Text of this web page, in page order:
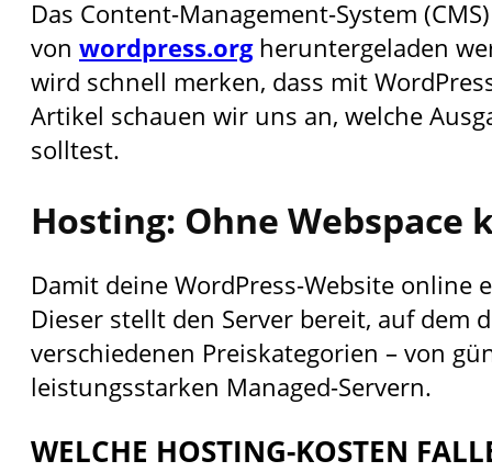
Das Content-Management-System
von wordpress.orgheruntergeladen
wird schnell merken, dass mit
Artikel schauen wir uns an, welche
solltest.
Hosting: Ohne Webspace
Damit deine WordPress-Website
Dieser stellt den Server bereit, auf dem
verschiedenen Preiskategorien – von
leistungsstarken Managed-Servern.
WELCHE HOSTING-KOSTEN